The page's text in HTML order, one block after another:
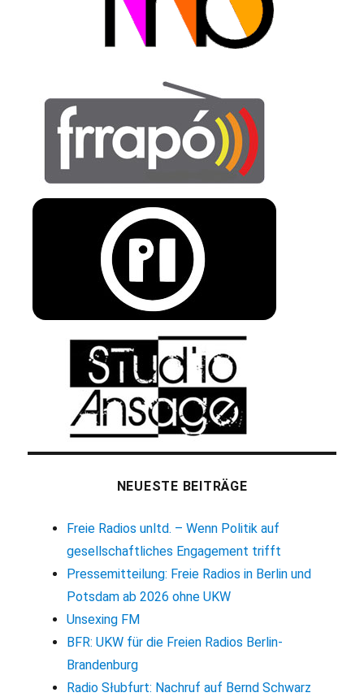
NEUESTE BEITRÄGE
Freie Radios unltd. – Wenn Politik auf
gesellschaftliches Engagement trifft
Pressemitteilung: Freie Radios in Berlin und
Potsdam ab 2026 ohne UKW
Unsexing FM
BFR: UKW für die Freien Radios Berlin-
Brandenburg
Radio Słubfurt: Nachruf auf Bernd Schwarz